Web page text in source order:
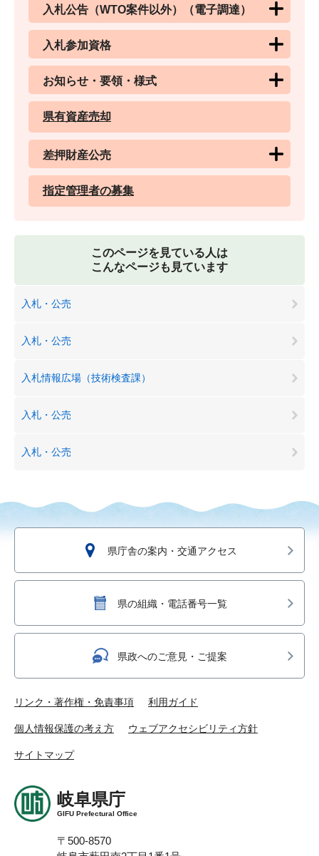
入札公告（WTO案件以外）（電子調達）
入札参加資格
お知らせ・要領・様式
県有資産売却
差押財産公売
指定管理者の募集
このページを見ている人は
こんなページも見ています
入札・公売
入札・公売
入札情報広場（技術検査課）
入札・公売
入札・公売
県庁舎の案内・交通アクセス
県の組織・電話番号一覧
県政へのご意見・ご提案
リンク・著作権・免責事項 利用ガイド
個人情報保護の考え方 ウェブアクセシビリティ方針
サイトマップ
岐阜県庁
GIFU Prefectural Office
〒500-8570